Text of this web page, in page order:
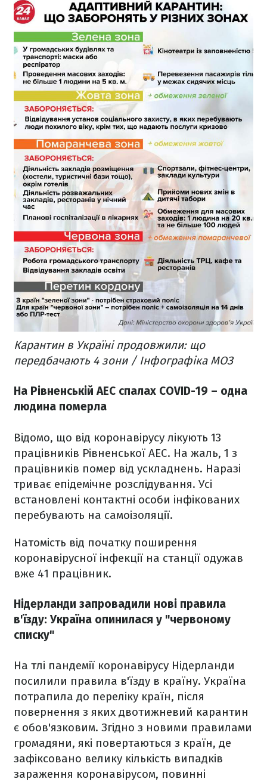
Карантин в Україні продовжили: що
передбачають 4 зони / Інфографіка МОЗ
На Рівненській АЕС спалах COVID-19 – одна
людина померла
Відомо, що від коронавірусу лікують 13
працівників Рівненської АЕС. На жаль, 1 з
працівників помер від ускладнень. Наразі
триває епідемічне розслідування. Усі
встановлені контактні особи інфікованих
перебувають на самоізоляції.
Натомість від початку поширення
коронавірусної інфекції на станції одужав
вже 41 працівник.
Нідерланди запровадили нові правила
в'їзду: Україна опинилася у "червоному
списку"
На тлі пандемії коронавірусу Нідерланди
посилили правила в'їзду в країну. Україна
потрапила до переліку країн, після
повернення з яких двотижневий карантин
є обов'язковим. Згідно з новими правилами
громадяни, які повертаються з країн, де
зафіксовано велику кількість випадків
зараження коронавірусом, повинні